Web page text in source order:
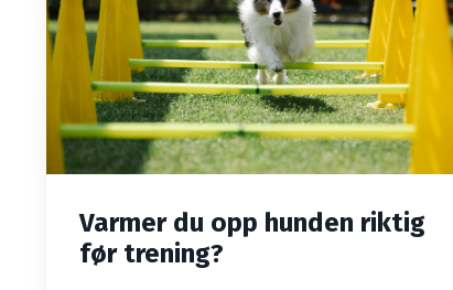
Varmer du opp hunden riktig
før trening?